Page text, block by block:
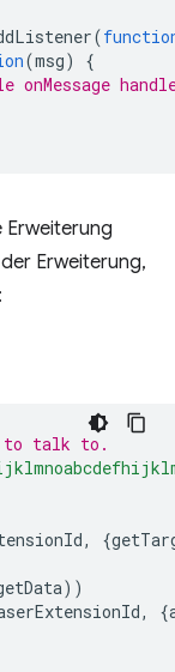
(
(msg)
{
onMessage
Erweiterung
Erweiterung,
to talk to.
, {
))
, {